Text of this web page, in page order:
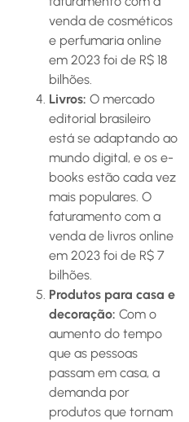
venda de cosméticos
e perfumaria online
em 2023 foi de R$ 18
bilhões.
Livros: O mercado
editorial brasileiro
está se adaptando ao
mundo digital, e os e-
books estão cada vez
mais populares. O
faturamento com a
venda de livros online
em 2023 foi de R$ 7
bilhões.
Produtos para casa e
decoração: Com o
aumento do tempo
que as pessoas
passam em casa, a
demanda por
produtos que tornam